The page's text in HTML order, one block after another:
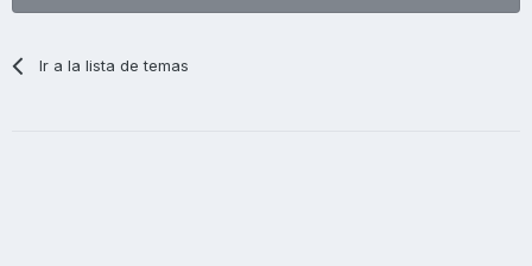
Ir a la lista de temas